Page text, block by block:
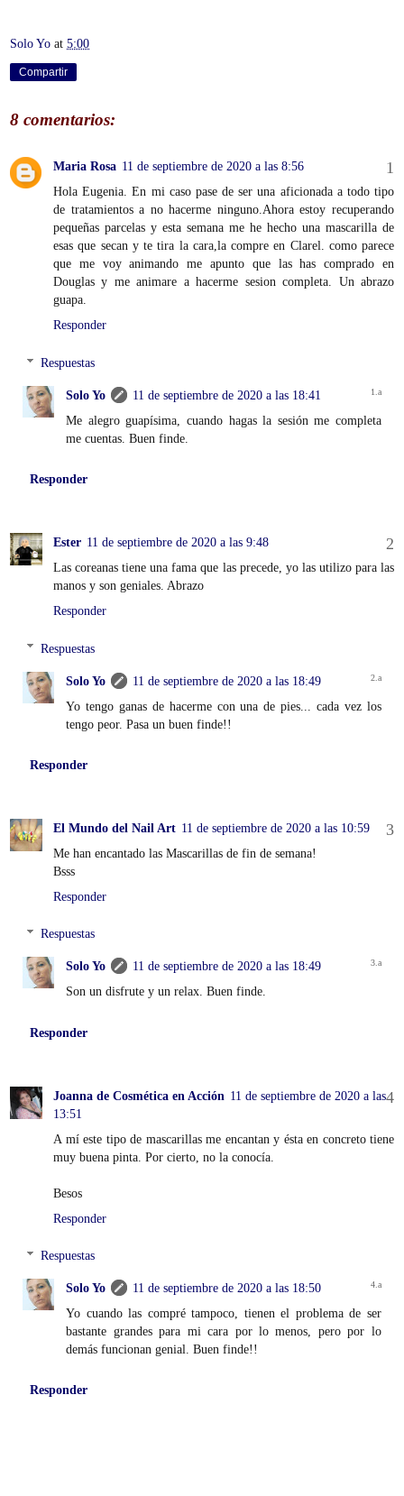
Solo Yo at 5:00
Compartir
8 comentarios:
Maria Rosa 11 de septiembre de 2020 a las 8:56
Hola Eugenia. En mi caso pase de ser una aficionada a todo tipo
de tratamientos a no hacerme ninguno.Ahora estoy recuperando
pequeñas parcelas y esta semana me he hecho una mascarilla de
esas que secan y te tira la cara,la compre en Clarel. como parece
que me voy animando me apunto que las has comprado en
Douglas y me animare a hacerme sesion completa. Un abrazo
guapa.
Responder
Respuestas
Solo Yo
11 de septiembre de 2020 a las 18:41
Me alegro guapísima, cuando hagas la sesión me completa
me cuentas. Buen finde.
Responder
Ester 11 de septiembre de 2020 a las 9:48
Las coreanas tiene una fama que las precede, yo las utilizo para las
manos y son geniales. Abrazo
Responder
Respuestas
Solo Yo
11 de septiembre de 2020 a las 18:49
Yo tengo ganas de hacerme con una de pies... cada vez los
tengo peor. Pasa un buen finde!!
Responder
El Mundo del Nail Art 11 de septiembre de 2020 a las 10:59
Me han encantado las Mascarillas de fin de semana!
Bsss
Responder
Respuestas
Solo Yo
11 de septiembre de 2020 a las 18:49
Son un disfrute y un relax. Buen finde.
Responder
Joanna de Cosmética en Acción 11 de septiembre de 2020 a las
13:51
A mí este tipo de mascarillas me encantan y ésta en concreto tiene
muy buena pinta. Por cierto, no la conocía.
Besos
Responder
Respuestas
Solo Yo
11 de septiembre de 2020 a las 18:50
Yo cuando las compré tampoco, tienen el problema de ser
bastante grandes para mi cara por lo menos, pero por lo
demás funcionan genial. Buen finde!!
Responder